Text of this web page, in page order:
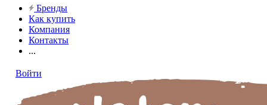
Бренды
Как купить
Компания
Контакты
...
Войти